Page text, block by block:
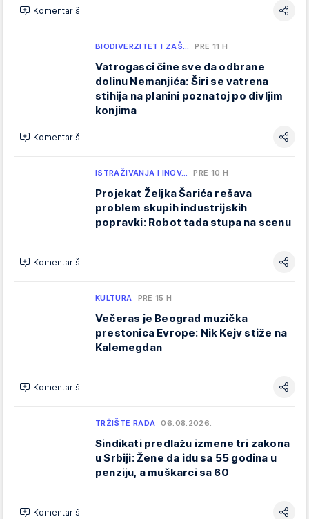
Komentariši
BIODIVERZITET I ZAŠ… PRE 11 H
Vatrogasci čine sve da odbrane
dolinu Nemanjića: Širi se vatrena
stihija na planini poznatoj po divljim
konjima
Komentariši
ISTRAŽIVANJA I INOV… PRE 10 H
Projekat Željka Šarića rešava
problem skupih industrijskih
popravki: Robot tada stupa na scenu
Komentariši
KULTURA PRE 15 H
Večeras je Beograd muzička
prestonica Evrope: Nik Kejv stiže na
Kalemegdan
Komentariši
TRŽIŠTE RADA 06.08.2026.
Sindikati predlažu izmene tri zakona
u Srbiji: Žene da idu sa 55 godina u
penziju, a muškarci sa 60
Komentariši